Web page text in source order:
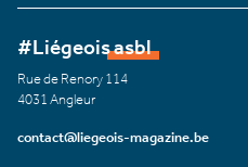
#Liégeois asbl
Rue de Renory 114
4031 Angleur
contact@liegeois-magazine.be